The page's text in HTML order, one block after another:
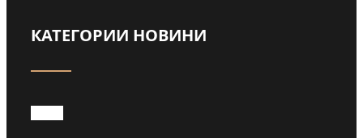
Прочети
КАТЕГОРИИ НОВИНИ